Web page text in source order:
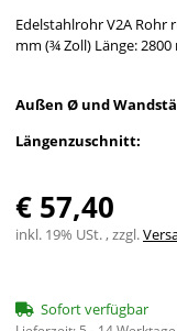
Edelstahlrohr V2A Rohr
mm (¾ Zoll) Länge: 2800
Außen Ø und
Längenzuschnitt:
€ 57,40
inkl. 19% USt. , zzgl.
Sofort verfügbar